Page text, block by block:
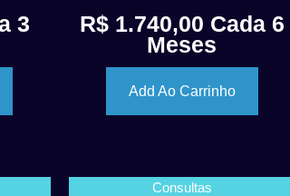
3
R$1.740,00 Cada 6
Meses
Add Ao Carrinho
Consultas